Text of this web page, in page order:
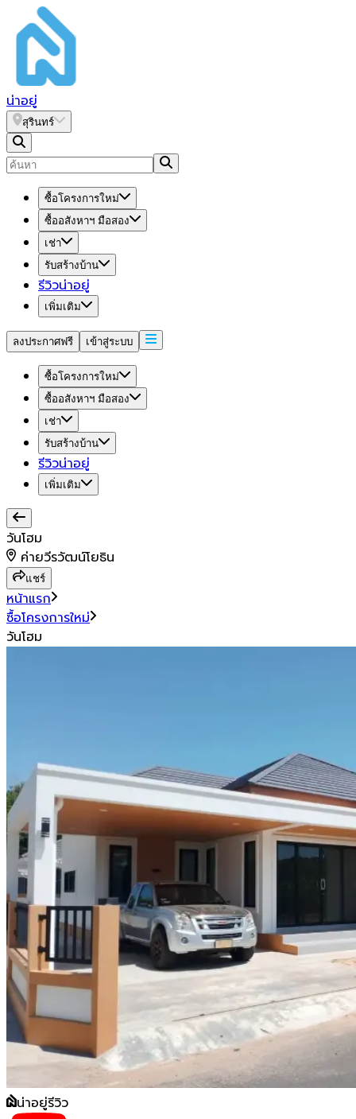
น่าอยู่
สุรินทร์
ซื้อโครงการใหม่
ซื้ออสังหาฯ มือสอง
เช่า
รับสร้างบ้าน
รีวิวน่าอยู่
เพิ่มเติม
ลงประกาศฟรี เข้าสู่ระบบ
ซื้อโครงการใหม่
ซื้ออสังหาฯ มือสอง
เช่า
รับสร้างบ้าน
รีวิวน่าอยู่
เพิ่มเติม
วันโฮม
ค่ายวีรวัฒน์โยธิน
แชร์
หน้าแรก
ซื้อโครงการใหม่
วันโฮม
น่าอยู่รีวิว